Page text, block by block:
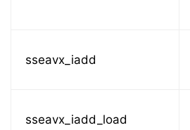
sseavx_iadd
sseavx_iadd_load